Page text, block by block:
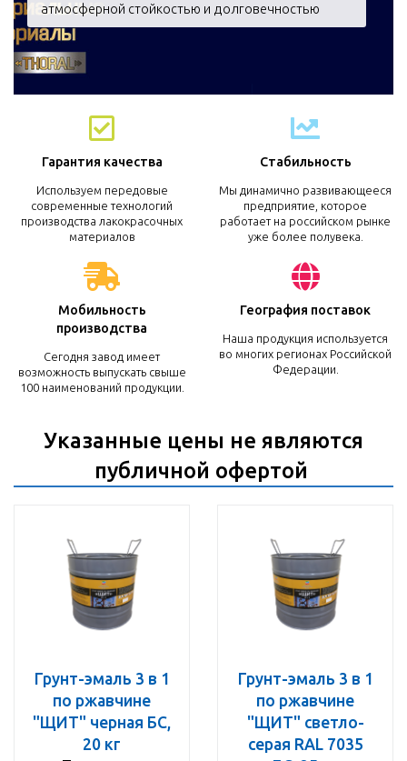
атмосферной стойкостью и долговечностью
Гарантия качества
Используем передовые
современные технологий
производства лакокрасочных
материалов
Стабильность
Мы динамично развивающееся
предприятие, которое
работает на российском рынке
уже более полувека.
Мобильность
производства
Сегодня завод имеет
возможность выпускать свыше
100 наименований продукции.
География поставок
Наша продукция используется
во многих регионах Российской
Федерации.
Указанные цены не являются
публичной офертой
Грунт-эмаль 3 в 1
по ржавчине
"ЩИТ" черная БС,
20 кг
Грунт-эмаль 3 в 1
по ржавчине
"ЩИТ" светло-
серая RAL 7035